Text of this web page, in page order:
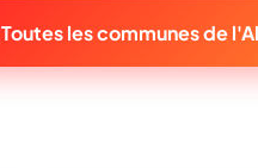
Toutes les communes de